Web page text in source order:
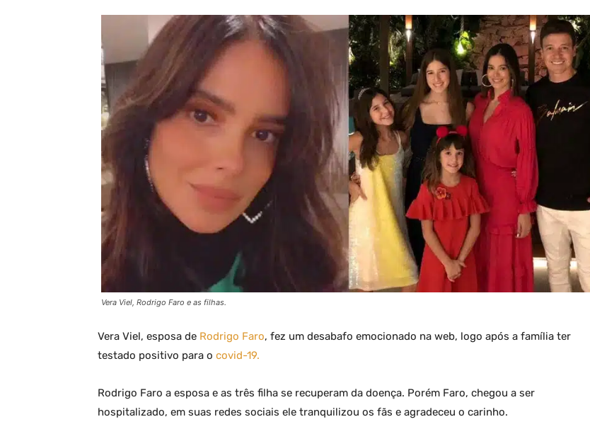
Vera Viel, Rodrigo Faro e as filhas.
Vera Viel, esposa de Rodrigo Faro, fez um desabafo emocionado na web, logo após a família ter
testado positivo para o covid-19.
Rodrigo Faro a esposa e as três filha se recuperam da doença. Porém Faro, chegou a ser
hospitalizado, em suas redes sociais ele tranquilizou os fãs e agradeceu o carinho.